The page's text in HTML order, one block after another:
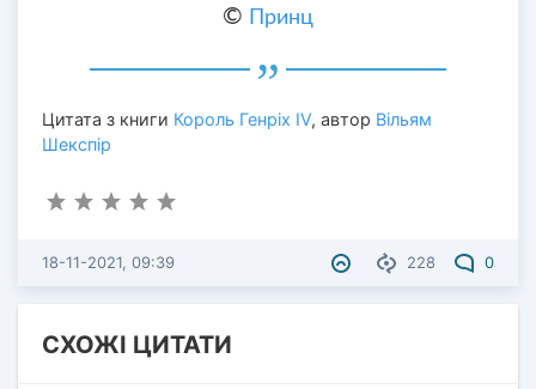
© Принц
Цитата з книги Король Генріх IV, автор Вільям
Шекспір
228 0
18-11-2021, 09:39
СХОЖІ ЦИТАТИ